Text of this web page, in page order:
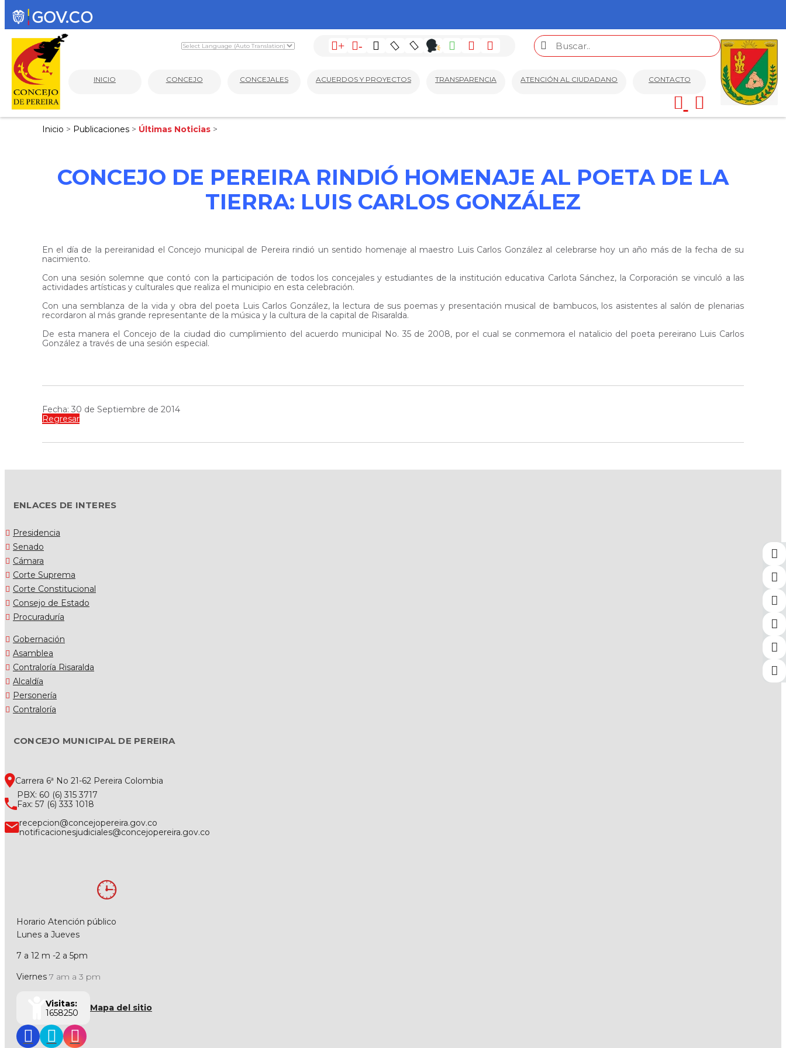
+ -
INICIO CONCEJO CONCEJALES ACUERDOS Y PROYECTOS TRANSPARENCIA ATENCIÓN AL CIUDADANO CONTACTO
Inicio > Publicaciones > Últimas Noticias >
CONCEJO DE PEREIRA RINDIÓ HOMENAJE AL POETA DE LA
TIERRA: LUIS CARLOS GONZÁLEZ
En el día de la pereiranidad el Concejo municipal de Pereira rindió un sentido homenaje al maestro Luis Carlos González al celebrarse hoy un año más de la fecha de su
nacimiento.
Con una sesión solemne que contó con la participación de todos los concejales y estudiantes de la institución educativa Carlota Sánchez, la Corporación se vinculó a las
actividades artísticas y culturales que realiza el municipio en esta celebración.
Con una semblanza de la vida y obra del poeta Luis Carlos González, la lectura de sus poemas y presentación musical de bambucos, los asistentes al salón de plenarias
recordaron al más grande representante de la música y la cultura de la capital de Risaralda.
De esta manera el Concejo de la ciudad dio cumplimiento del acuerdo municipal No. 35 de 2008, por el cual se conmemora el natalicio del poeta pereirano Luis Carlos
González a través de una sesión especial.
Fecha: 30 de Septiembre de 2014
Regresar
ENLACES DE INTERES
Presidencia
Senado
Cámara
Corte Suprema
Corte Constitucional
Consejo de Estado
Procuraduría
Gobernación
Asamblea
Contraloría Risaralda
Alcaldía
Personería
Contraloría
CONCEJO MUNICIPAL DE PEREIRA
Carrera 6ª No 21-62 Pereira Colombia
PBX: 60 (6) 315 3717
Fax: 57 (6) 333 1018
recepcion@concejopereira.gov.co
notificacionesjudiciales@concejopereira.gov.co
Horario Atención público
Lunes a Jueves
7 a 12 m -2 a 5pm
Viernes 7 am a 3 pm
Visitas:
1658250
Mapa del sitio